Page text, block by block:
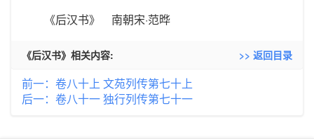
《后汉书》 南朝宋·范晔
《后汉书》相关内容: >> 返回目录
前一：卷八十上 文苑列传第七十上
后一：卷八十一 独行列传第七十一